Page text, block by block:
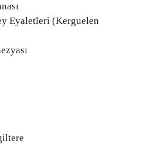
Eyaletleri (Kerguelen